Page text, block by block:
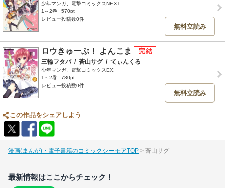
少年マンガ、電撃コミックスNEXT
1～2巻
570pt
レビュー投稿数0件
無料立読み
ロウきゅーぶ！ よんこま
三輪フタバ / 蒼山サグ / てぃんくる
少年マンガ、電撃コミックスEX
1～2巻
780pt
レビュー投稿数0件
無料立読み
この作品をシェアしよう
漫画(まんが)・電子書籍のコミックシーモアTOP 蒼山サグ
最新情報はここからチェック！